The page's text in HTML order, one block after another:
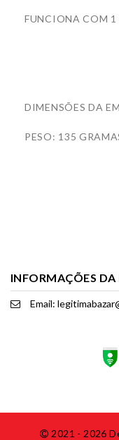
FUNCIONA COM
DIMENSÕES DA
PESO: 135
INFORMAÇÕES DA
Email:
2021 - 2026